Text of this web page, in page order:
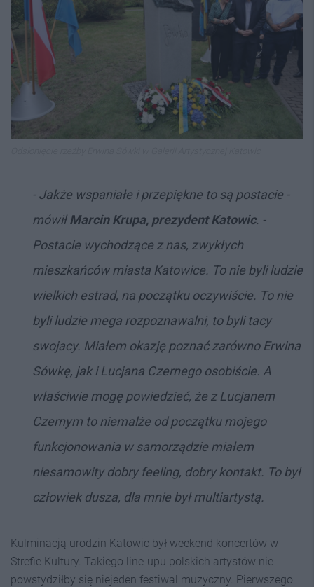
- Jakże wspaniałe i przepiękne to są postacie -
mówiłMarcin Krupa, prezydent Katowic. -
Postacie wychodzące z nas, zwykłych
mieszkańców miasta Katowice. To nie byli ludzie
wielkich estrad, na początku oczywiście. To nie
byli ludzie mega rozpoznawalni, to byli tacy
swojacy. Miałem okazję poznać zarówno Erwina
Sówkę, jak i Lucjana Czernego osobiście. A
właściwie mogę powiedzieć, że z Lucjanem
Czernym to niemalże od początku mojego
funkcjonowania w samorządzie miałem
niesamowity dobry feeling, dobry kontakt. To był
człowiek dusza, dla mnie był multiartystą.
Kulminacją urodzin Katowic był weekend koncertów w
Strefie Kultury. Takiego line-upu polskich artystów nie
powstydziłby się niejeden festiwal muzyczny. Pierwszego